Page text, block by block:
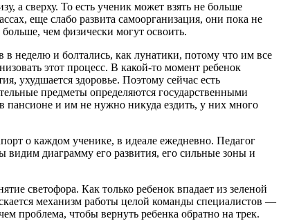
а сверху. То есть ученик может взять не больше
еще слабо развита самоорганизация, они пока не
чем физически могут освоить.
неделю и болтались, как лунатики, потому что им все
этот процесс. В какой-то момент ребенок
ухудшается здоровье. Поэтому сейчас есть
предметы определяются государственными
пансионе и им не нужно никуда ездить, у них много
о каждом ученике, в идеале ежедневно. Педагог
видим диаграмму его развития, его сильные зоны и
светофора. Как только ребенок впадает из зеленой
механизм работы целой команды специалистов —
проблема, чтобы вернуть ребенка обратно на трек.